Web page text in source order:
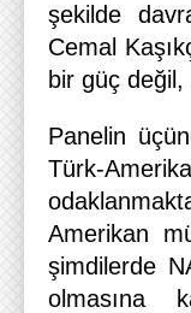
şekilde
Cemal
bir güç
Panelin
Türk-
Amerikan
şimdilerde
olmasına